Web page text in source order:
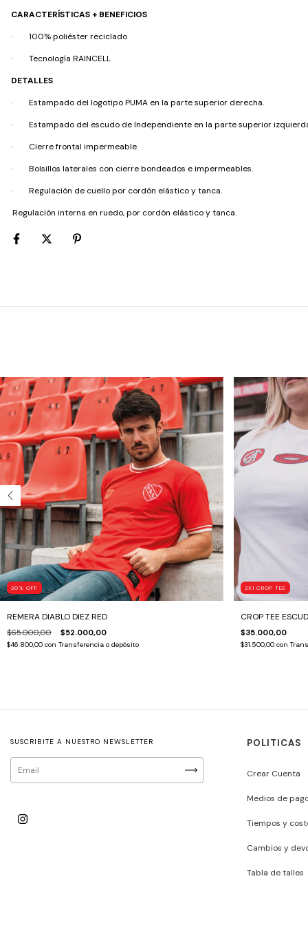
CARACTERÍSTICAS + BENEFICIOS
· 100% poliéster reciclado
· Tecnología RAINCELL
DETALLES
· Estampado del logotipo PUMA en la parte superior derecha.
· Estampado del escudo de Independiente en la parte superior
· Cierre frontal impermeable.
· Bolsillos laterales con cierre bondeados e impermeables.
· Regulación de cuello por cordón elástico y tanca.
Regulación interna en ruedo, por cordón elástico y tanca.
20 % OFF
REMERA DIABLO DIEZ RED
$65.000,00 $52.000,00
$46.800,00 con Transferencia o depósito
2X1 CROP TEE
CROP TEE
$35.000,00
$31.500,00 con
SUSCRIBITE A NUESTRO NEWSLETTER POLITICAS
Crear Cuenta
Medios de
Tiempos y
Cambios y
Tabla de talles